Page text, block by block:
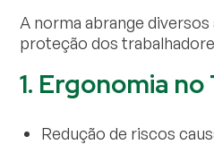
A norma abrange
proteção dos
1. Ergonomia
Redução de riscos